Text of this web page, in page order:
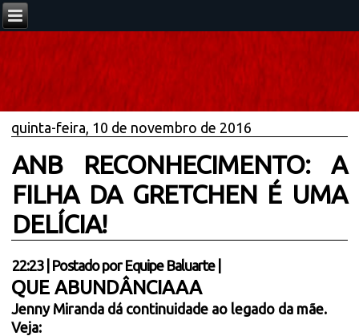
quinta-feira, 10 de novembro de 2016
ANB RECONHECIMENTO: A
FILHA DA GRETCHEN É UMA
DELÍCIA!
22:23| Postado por Equipe Baluarte
QUE ABUNDÂNCIAAA
Jenny Miranda dá continuidade ao legado da mãe.
Veja: